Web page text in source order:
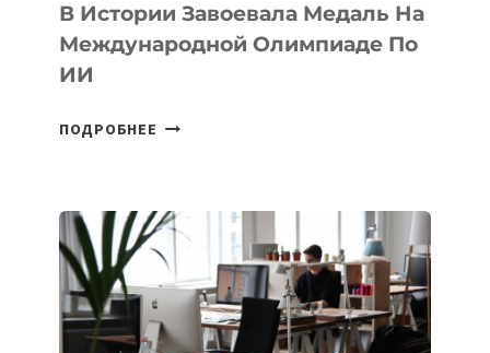
В Истории Завоевала Медаль На
Международной Олимпиаде По
ИИ
ПОДРОБНЕЕ СБОРНАЯ
ИСТОРИИ
ЗАВОЕВАЛА
МЕДАЛЬ
НА
МЕЖДУНАРОДНОЙ